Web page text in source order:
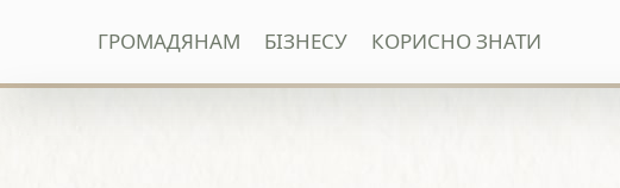
ГРОМАДЯНАМ БІЗНЕСУ КОРИСНО ЗНАТИ